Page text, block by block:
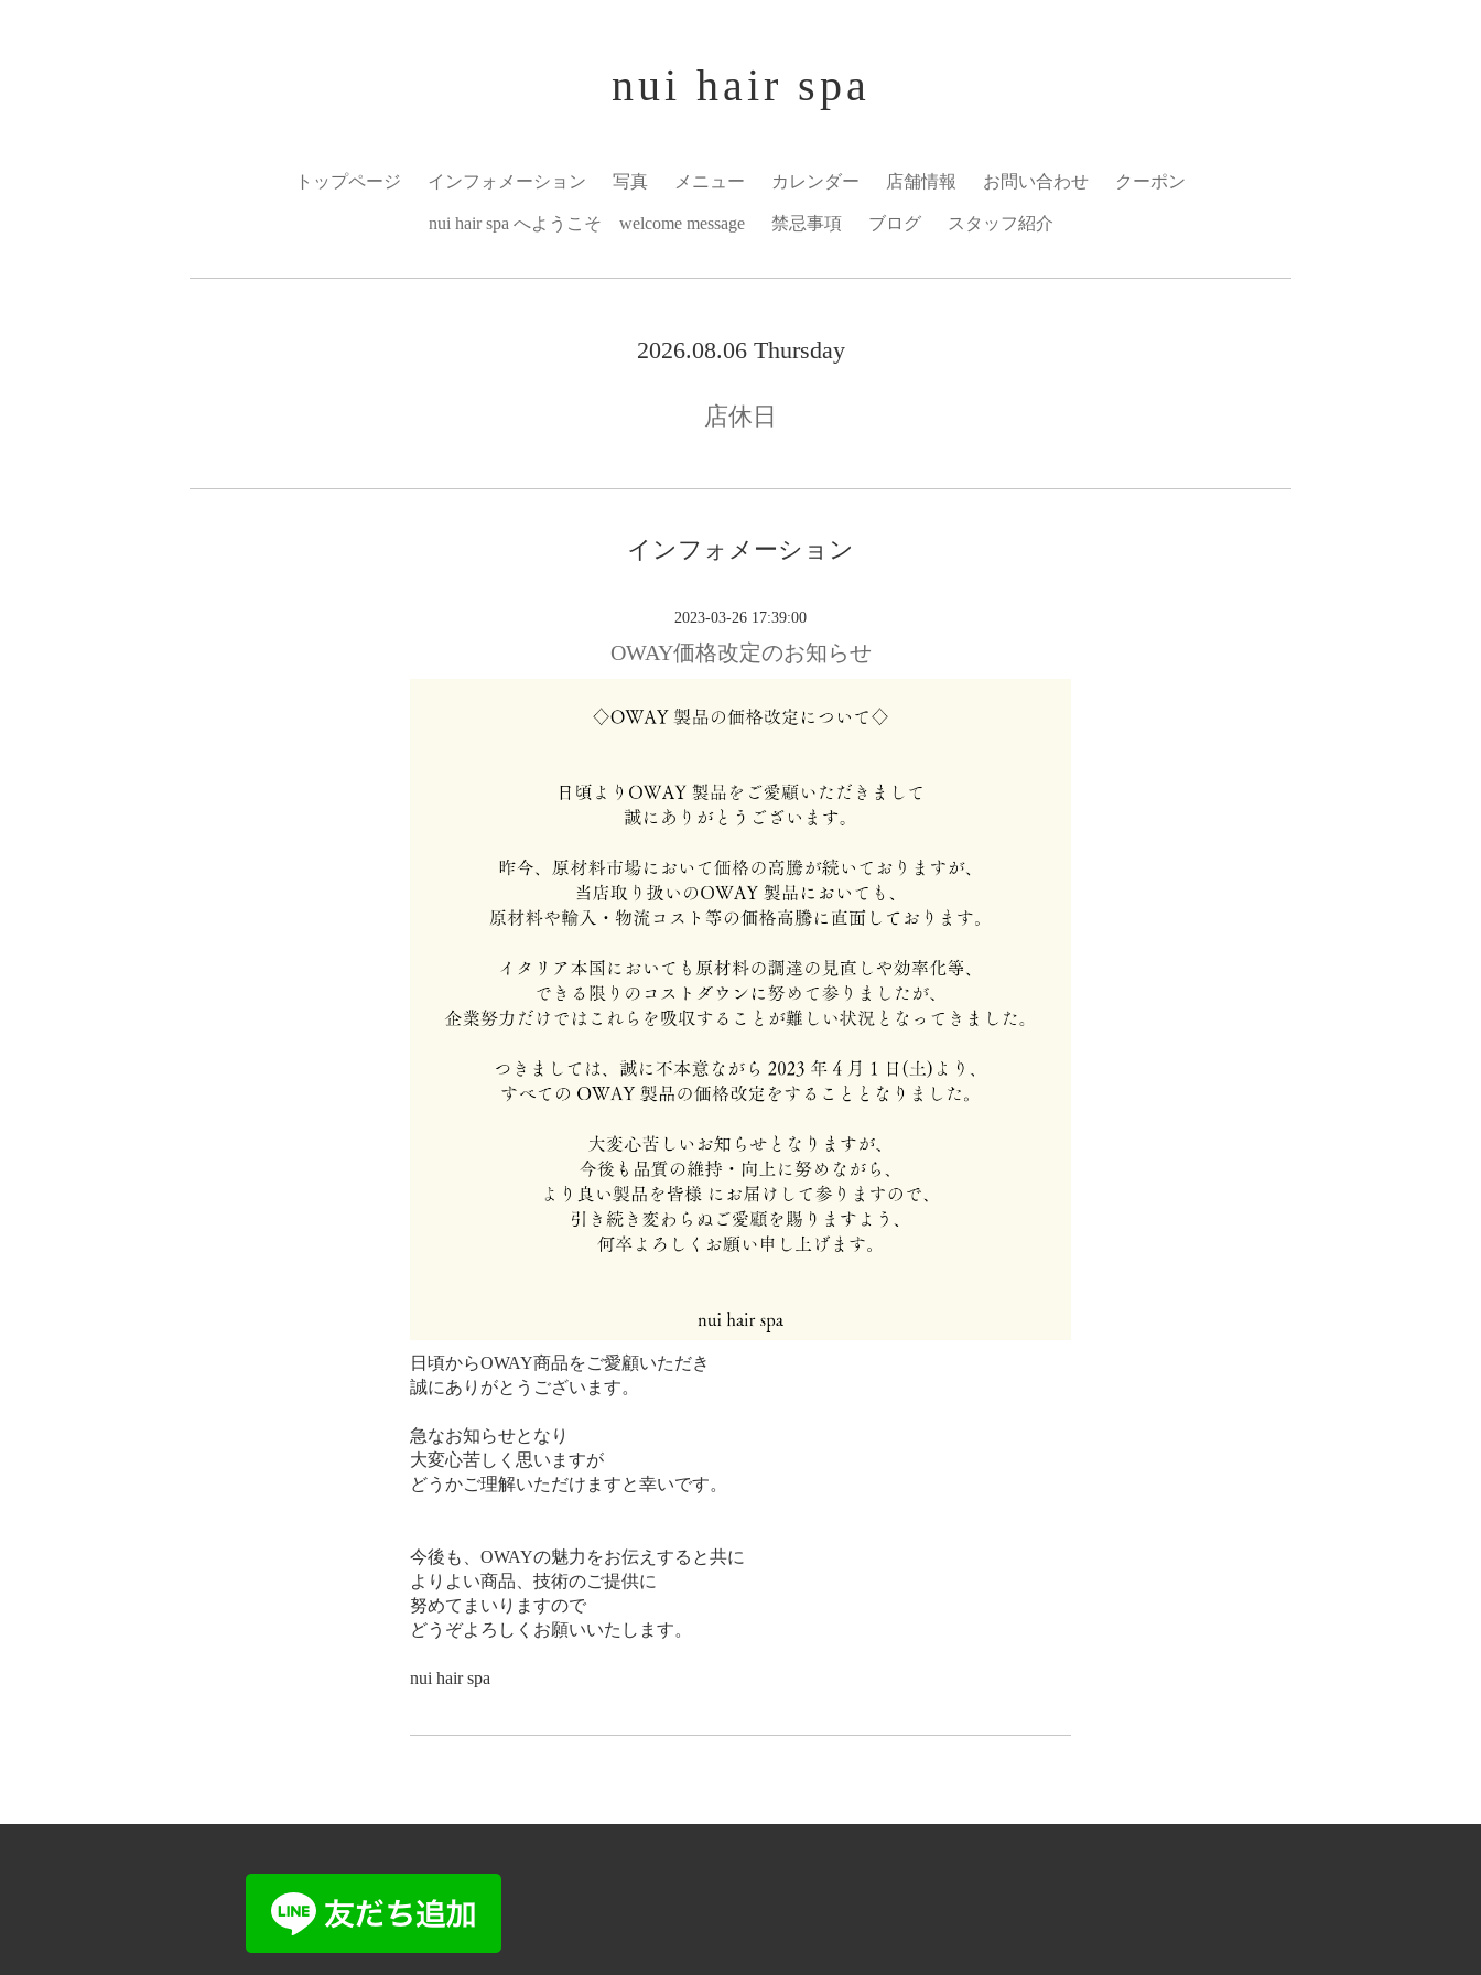
nui hair spa
トップページ インフォメーション 写真 メニュー カレンダー 店舗情報 お問い合わせ クーポン
nui hair spa へようこそ welcome message 禁忌事項 ブログ スタッフ紹介
2026.08.06 Thursday
店休日
インフォメーション
2023-03-26 17:39:00
OWAY価格改定のお知らせ
日頃からOWAY商品をご愛顧いただき
誠にありがとうございます。
急なお知らせとなり
大変心苦しく思いますが
どうかご理解いただけますと幸いです。
今後も、OWAYの魅力をお伝えすると共に
よりよい商品、技術のご提供に
努めてまいりますので
どうぞよろしくお願いいたします。
nui hair spa